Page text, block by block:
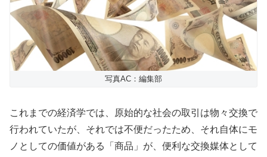
写真AC：編集部
これまでの経済学では、原始的な社会の取引は物々交換で
行われていたが、それでは不便だったため、それ自体にモ
ノとしての価値がある「商品」が、便利な交換媒体として